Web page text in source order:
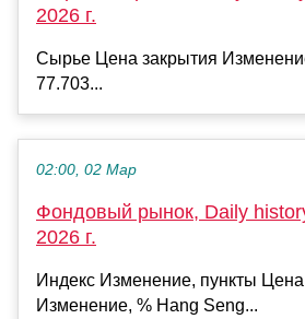
2026 г.
Сырье Цена закрытия
77.703...
02:00, 02 Мар
Фондовый рынок, Daily
2026 г.
Индекс Изменение, пункты Цена
Изменение, % Hang Seng...